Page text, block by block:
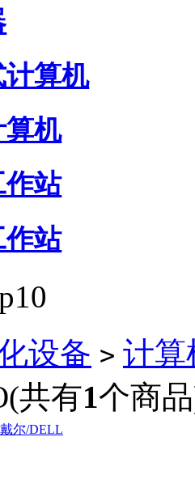
算机
算机
作站
作站
设备 > 计算
(共有1个商
戴尔/DELL